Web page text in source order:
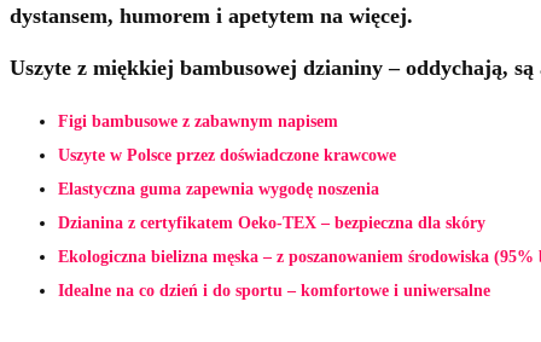
dystansem, humorem i apetytem na więcej.
Uszyte z miękkiej bambusowej dzianiny – oddychają,
Figi bambusowe z zabawnym napisem
Uszyte w Polsce przez doświadczone krawcowe
Elastyczna guma zapewnia wygodę noszenia
Dzianina z certyfikatem Oeko-TEX – bezpieczna dla skóry
Ekologiczna bielizna męska – z poszanowaniem środowiska
Idealne na co dzień i do sportu – komfortowe i uniwersalne